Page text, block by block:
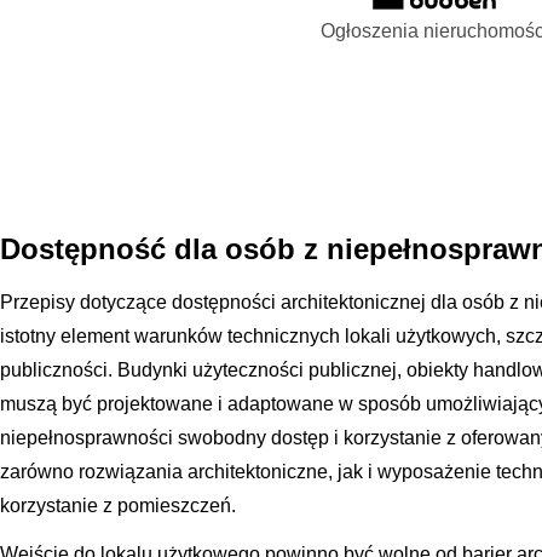
Ogłoszenia
Dostępność dla osób z
Przepisy dotyczące dostępności architektonicznej dla osób z
istotny element warunków technicznych lokali użytkowych,
publiczności. Budynki użyteczności publicznej, obiekty
muszą być projektowane i adaptowane w sposób
niepełnosprawności swobodny dostęp i korzystanie z
zarówno rozwiązania architektoniczne, jak i wyposażenie
korzystanie z pomieszczeń.